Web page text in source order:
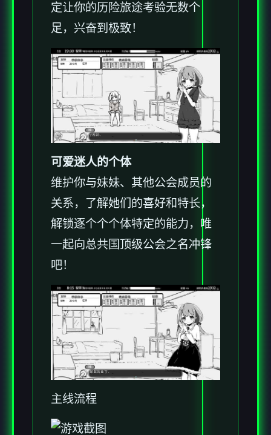
定让你的历险旅途考验无数个
足，兴奋到极致！
可爱迷人的个体
维护你与妹妹、其他公会成员的
关系，了解她们的喜好和特长，
解锁逐个个个体特定的能力，唯
一起向总共国顶级公会之名冲锋
吧！
主线流程